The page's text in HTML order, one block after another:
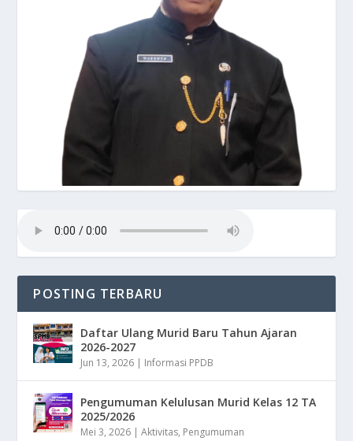
POSTING TERBARU
Daftar Ulang Murid Baru Tahun Ajaran
2026-2027
Jun 13, 2026 | Informasi PPDB
Pengumuman Kelulusan Murid Kelas 12 TA
2025/2026
Mei 3, 2026 |Aktivitas, Pengumuman